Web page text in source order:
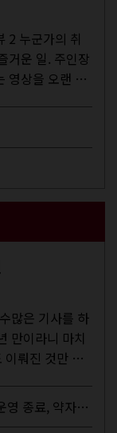
취
거운 일. 주인장
영상을 오랜 시
한다. 좀처럼
많은 기사를 하
만이라니 마치
이뤄진 것만 같
저임금위원회
사였는데,...
RADAR - 십대여성건강센터 ‘나는봄’ 운영 종료, 약자로부터 멀어지는 도시